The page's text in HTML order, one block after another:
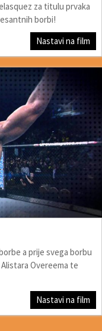
za titulu prvaka
borbi!
Nastavi na film
a prije svega borbu
Overeema te
Nastavi na film